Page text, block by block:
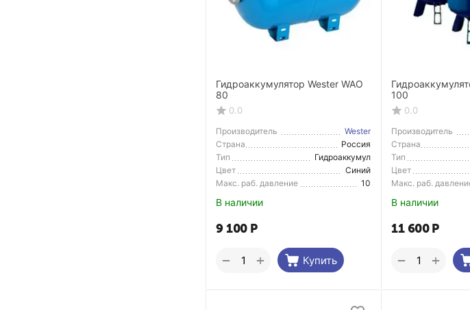
Гидроаккумулятор Wester WAO
80
0.0
Производитель
Wester
Страна
Производитель
Россия
Тип
Гидроаккумул
ятор
Цвет
Синий
Макс. раб. давление
10
В наличии
9 100 Р
Купить
+
−
100
0.0
Производитель
Страна
Производитель
Тип
Цвет
Макс. раб.
В наличии
11 600 Р
+
−